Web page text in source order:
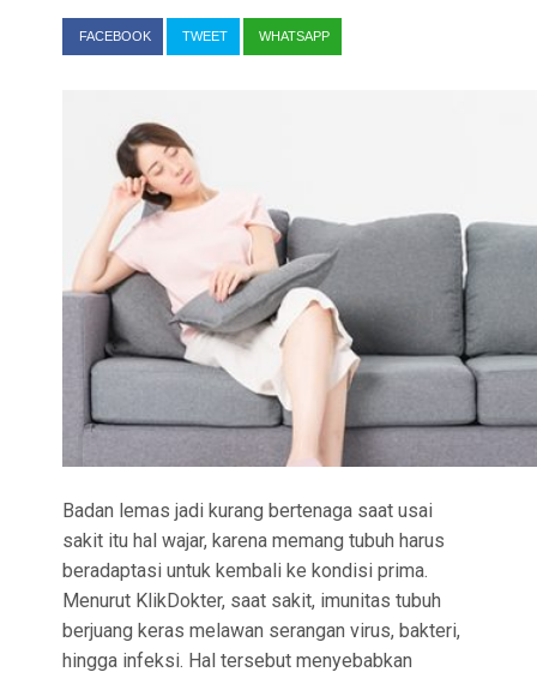
FACEBOOK TWEET WHATSAPP
Badan lemas jadi kurang bertenaga saat usai
sakit itu hal wajar, karena memang tubuh harus
beradaptasi untuk kembali ke kondisi prima.
Menurut KlikDokter, saat sakit, imunitas tubuh
berjuang keras melawan serangan virus, bakteri,
hingga infeksi. Hal tersebut menyebabkan